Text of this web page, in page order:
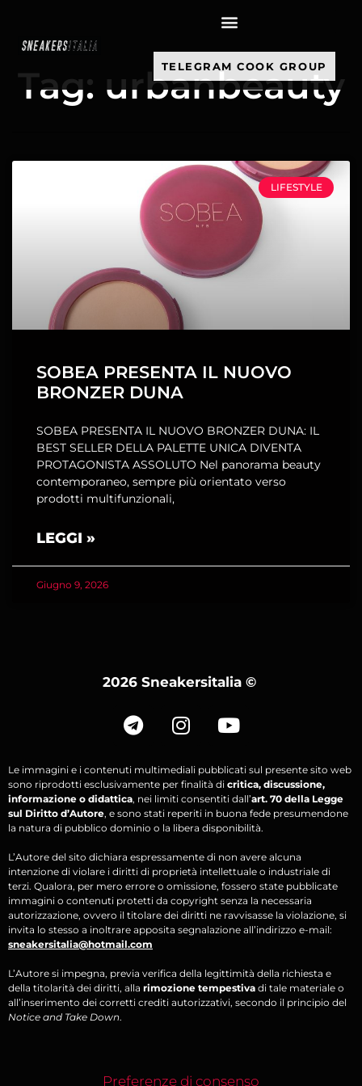
TELEGRAM COOK GROUP
Tag: urbanbeauty
LIFESTYLE
SOBEA PRESENTA IL NUOVO
BRONZER DUNA
SOBEA PRESENTA IL NUOVO BRONZER DUNA: IL
BEST SELLER DELLA PALETTE UNICA DIVENTA
PROTAGONISTA ASSOLUTO Nel panorama beauty
contemporaneo, sempre più orientato verso
prodotti multifunzionali,
LEGGI »
Giugno 9, 2026
2026 Sneakersitalia ©
Le immagini e i contenuti multimediali pubblicati sul presente sito web
sono riprodotti esclusivamente per finalità di critica, discussione,
informazione o didattica, nei limiti consentiti dall’art. 70 della Legge
sul Diritto d’Autore, e sono stati reperiti in buona fede presumendone
la natura di pubblico dominio o la libera disponibilità.
L’Autore del sito dichiara espressamente di non avere alcuna
intenzione di violare i diritti di proprietà intellettuale o industriale di
terzi. Qualora, per mero errore o omissione, fossero state pubblicate
immagini o contenuti protetti da copyright senza la necessaria
autorizzazione, ovvero il titolare dei diritti ne ravvisasse la violazione, si
invita lo stesso a inoltrare apposita segnalazione all’indirizzo e-mail:
sneakersitalia@hotmail.com
L’Autore si impegna, previa verifica della legittimità della richiesta e
della titolarità dei diritti, alla rimozione tempestiva di tale materiale o
all’inserimento dei corretti crediti autorizzativi, secondo il principio del
Notice and Take Down.
Preferenze di consenso